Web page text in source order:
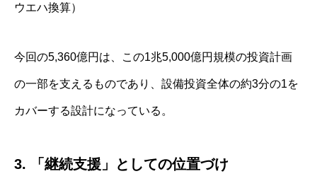
ウエハ換算）
今回の5,360億円は、この1兆5,000億円規模の投資計画
の一部を支えるものであり、設備投資全体の約3分の1を
カバーする設計になっている。
3. 「継続支援」としての位置づけ